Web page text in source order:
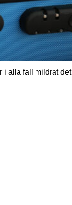
i alla fall mildrat det